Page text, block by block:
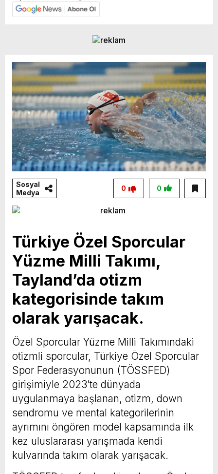
Sosyal
Medya
0
0
Türkiye Özel Sporcular
Yüzme Milli Takımı,
Tayland’da otizm
kategorisinde takım
olarak yarışacak.
Özel Sporcular Yüzme Milli Takımındaki
otizmli sporcular, Türkiye Özel Sporcular
Spor Federasyonunun (TÖSSFED)
girişimiyle 2023’te dünyada
uygulanmaya başlanan, otizm, down
sendromu ve mental kategorilerinin
ayrımını öngören model kapsamında ilk
kez uluslararası yarışmada kendi
kulvarında takım olarak yarışacak.